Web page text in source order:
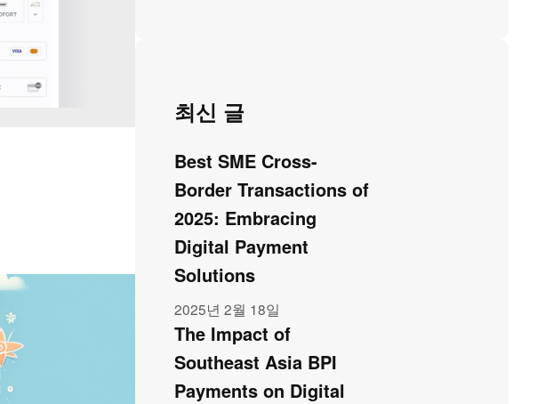
최신 글
Best SME Cross-
Border Transactions of
2025: Embracing
Digital Payment
Solutions
2025년 2월 18일
The Impact of
Southeast Asia BPI
Payments on Digital